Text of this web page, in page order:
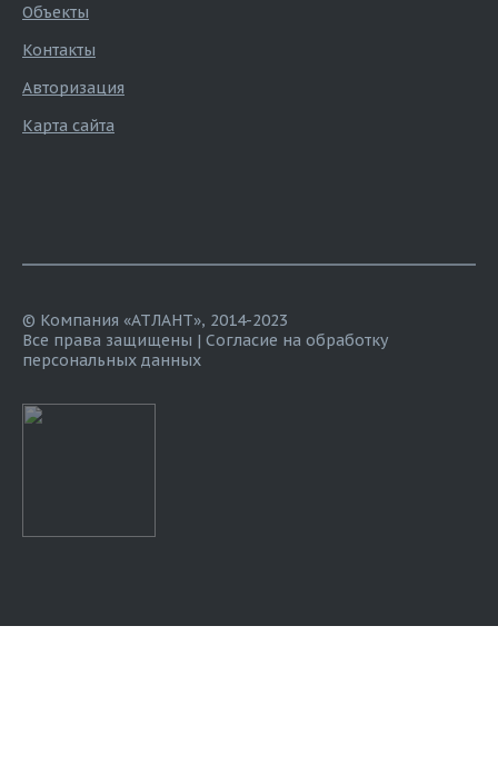
Объекты
Контакты
Авторизация
Карта сайта
© Компания «АТЛАНТ», 2014-2023
Все права защищены | Согласие на обработку
персональных данных